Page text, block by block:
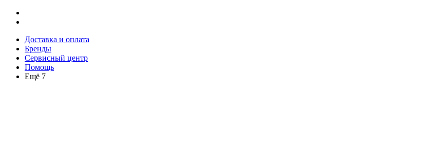
Доставка и оплата
Бренды
Сервисный центр
Помощь
Ещё 7